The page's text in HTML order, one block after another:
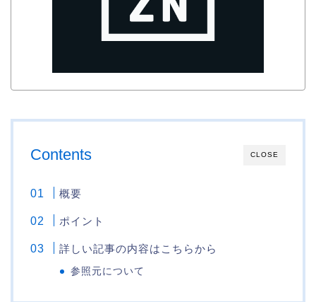
CLOSE
Contents
概要
ポイント
詳しい記事の内容はこちらから
参照元について